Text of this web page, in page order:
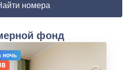
номера
фонд
ночь